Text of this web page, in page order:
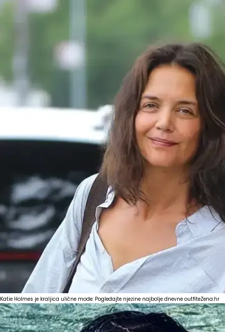
Katie Holmes je kraljica ulične mode: Pogledajte njezine najbolje dnevne outfiteZena.hr